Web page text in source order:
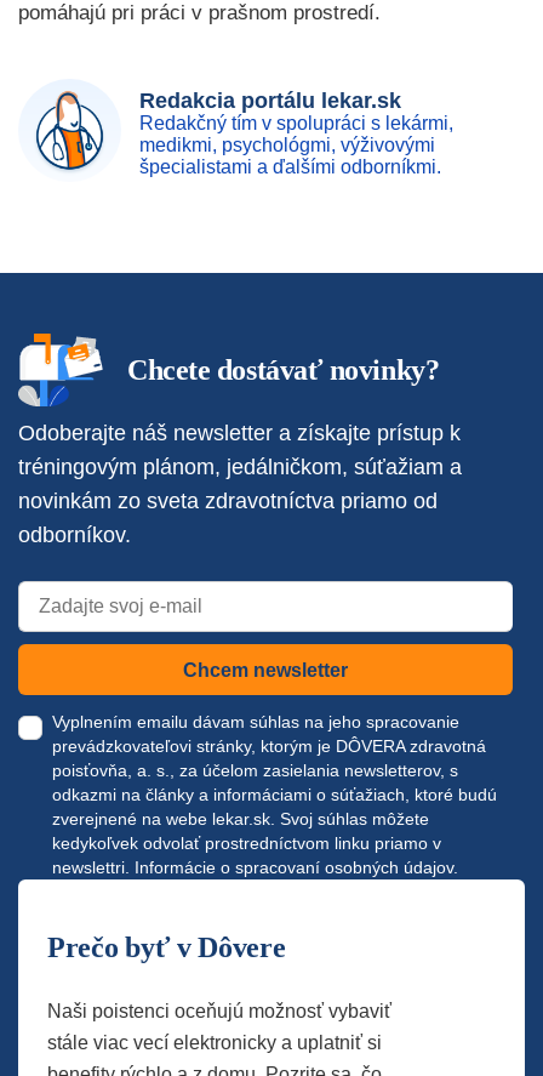
pomáhajú pri práci v prašnom prostredí.
Redakcia portálu lekar.sk
Redakčný tím v spolupráci s lekármi,
medikmi, psychológmi, výživovými
špecialistami a ďalšími odborníkmi.
Chcete dostávať novinky?
Odoberajte náš newsletter a získajte prístup k
tréningovým plánom, jedálničkom, súťažiam a
novinkám zo sveta zdravotníctva priamo od
odborníkov.
Chcem newsletter
Vyplnením emailu dávam súhlas na jeho spracovanie
prevádzkovateľovi stránky, ktorým je DÔVERA zdravotná
poisťovňa, a. s., za účelom zasielania newsletterov, s
odkazmi na články a informáciami o súťažiach, ktoré budú
zverejnené na webe lekar.sk. Svoj súhlas môžete
kedykoľvek odvolať prostredníctvom linku priamo v
newslettri. Informácie o spracovaní osobných údajov.
Prečo byť v Dôvere
Naši poistenci oceňujú možnosť vybaviť
stále viac vecí elektronicky a uplatniť si